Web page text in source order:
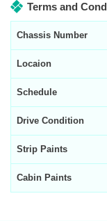
Terms and
Chassis Number
Locaion
Schedule
Drive Condition
Strip Paints
Cabin Paints